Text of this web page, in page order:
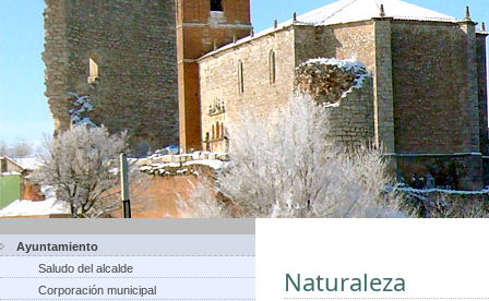
Ayuntamiento
Saludo del alcalde
Corporación municipal
Naturaleza